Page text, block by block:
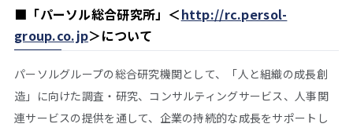
■ 「パーソル総合研究所」＜http://rc.persol-
group.co.jp＞について
パーソルグループの総合研究機関として、「人と組織の成長創
造」に向けた調査・研究、コンサルティングサービス、人事関
連サービスの提供を通して、企業の持続的な成長をサポートし